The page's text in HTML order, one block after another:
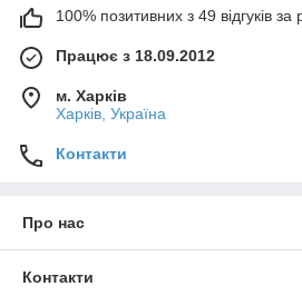
100% позитивних з 49 відгуків за
Працює з 18.09.2012
м. Харків
Харків, Україна
Контакти
Про нас
Контакти